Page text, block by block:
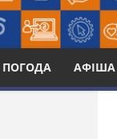
ПОГОДА АФІША